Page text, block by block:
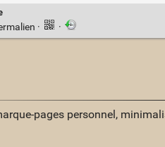
· ·
pages personnel,